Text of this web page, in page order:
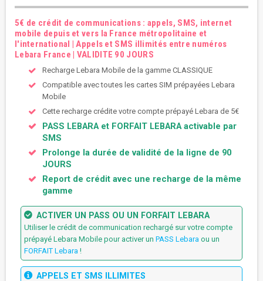
5€ de crédit de communications : appels, SMS, internet
mobile depuis et vers la France métropolitaine et
l'international | Appels et SMS illimités entre numéros
Lebara France | VALIDITE 90 JOURS
Recharge Lebara Mobile de la gamme CLASSIQUE
Compatible avec toutes les cartes SIM prépayées Lebara
Mobile
Cette recharge crédite votre compte prépayé Lebara de 5€
PASS LEBARA et FORFAIT LEBARA activable par
SMS
Prolonge la durée de validité de la ligne de 90
JOURS
Report de crédit avec une recharge de la même
gamme
ACTIVER UN PASS OU UN FORFAIT LEBARA
Utiliser le crédit de communication rechargé sur votre compte
prépayé Lebara Mobile pour activer un PASS Lebara ou un
FORFAIT Lebara !
APPELS ET SMS ILLIMITES